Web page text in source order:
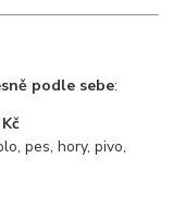
podle sebe:
pes, hory, pivo,